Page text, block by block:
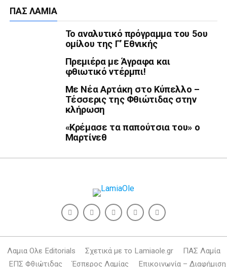
ΠΑΣ ΛΑΜΊΑ
Το αναλυτικό πρόγραμμα του 5ου
ομίλου της Γ’ Εθνικής
Πρεμιέρα με Άγραφα και
φθιωτικό ντέρμπι!
Με Νέα Αρτάκη στο Κύπελλο –
Τέσσερις της Φθιώτιδας στην
κλήρωση
«Κρέμασε τα παπούτσια του» ο
Μαρτίνεθ
Λαμια Ολε Editorials Σχετικά με το Lamiaole.gr
ΠΑΣ Λαμία
ΕΠΣ Φθιώτιδας
Έσπερος Λαμίας Επικοινωνία – Διαφήμιση